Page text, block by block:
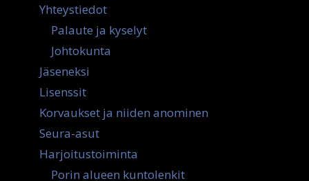
Yhteystiedot
Palaute ja kyselyt
Johtokunta
Jäseneksi
Lisenssit
Korvaukset ja niiden anominen
Seura-asut
Harjoitustoiminta
Porin alueen kuntolenkit